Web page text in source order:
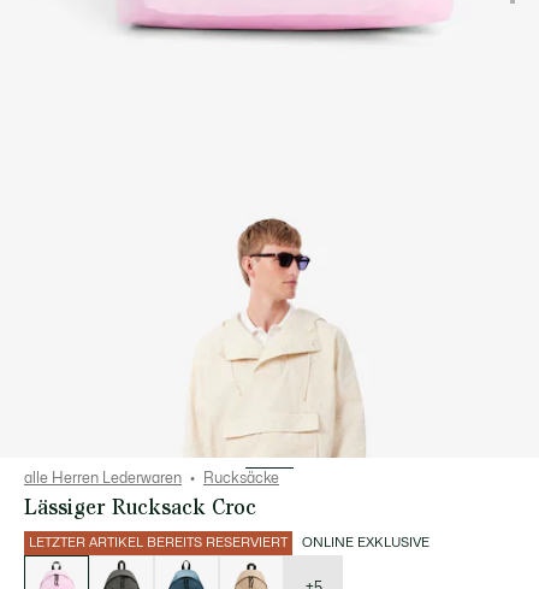
alle Herren Lederwaren Rucksäcke
Lässiger Rucksack Croc
LETZTER ARTIKEL BEREITS RESERVIERT ONLINE EXKLUSIVE
Varianten